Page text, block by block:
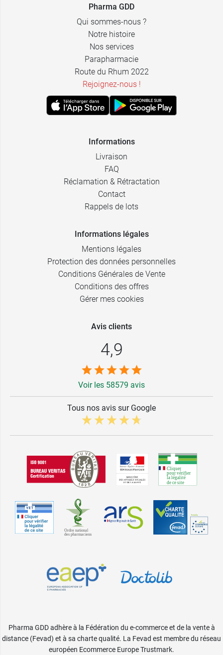
Pharma GDD
Qui sommes-nous ?
Notre histoire
Nos services
Parapharmacie
Route du Rhum 2022
Rejoignez-nous !
Informations
Livraison
FAQ
Réclamation & Rétractation
Contact
Rappels de lots
Informations légales
Mentions légales
Protection des données personnelles
Conditions Générales de Vente
Conditions des offres
Gérer mes cookies
Avis clients
4,9
Voir les 58579 avis
Tous nos avis sur Google
Pharma GDD adhère à la Fédération du e-commerce et de la vente à
distance (Fevad) et à sa charte qualité. La Fevad est membre du réseau
européen Ecommerce Europe Trustmark.